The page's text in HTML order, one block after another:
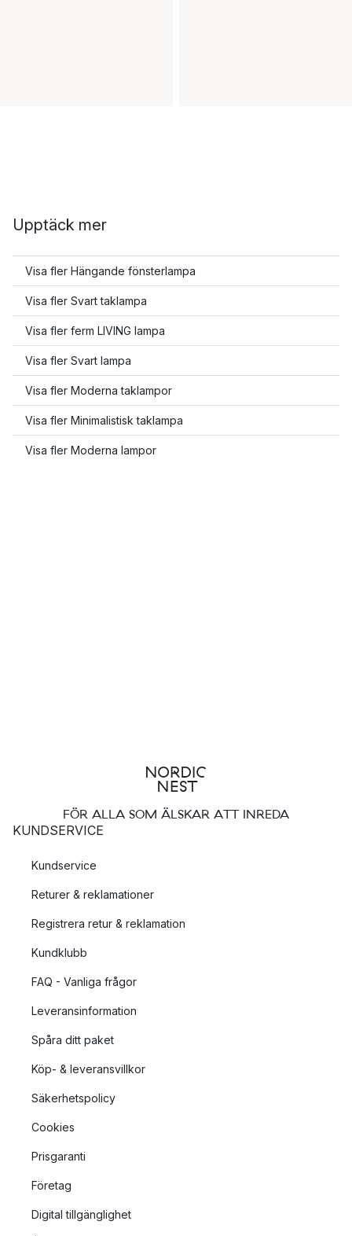
Upptäck mer
Visa fler Hängande fönsterlampa
Visa fler Svart taklampa
Visa fler ferm LIVING lampa
Visa fler Svart lampa
Visa fler Moderna taklampor
Visa fler Minimalistisk taklampa
Visa fler Moderna lampor
FÖR ALLA SOM ÄLSKAR ATT INREDA
KUNDSERVICE
Kundservice
Returer & reklamationer
Registrera retur & reklamation
Kundklubb
FAQ - Vanliga frågor
Leveransinformation
Spåra ditt paket
Köp- & leveransvillkor
Säkerhetspolicy
Cookies
Prisgaranti
Företag
Digital tillgänglighet